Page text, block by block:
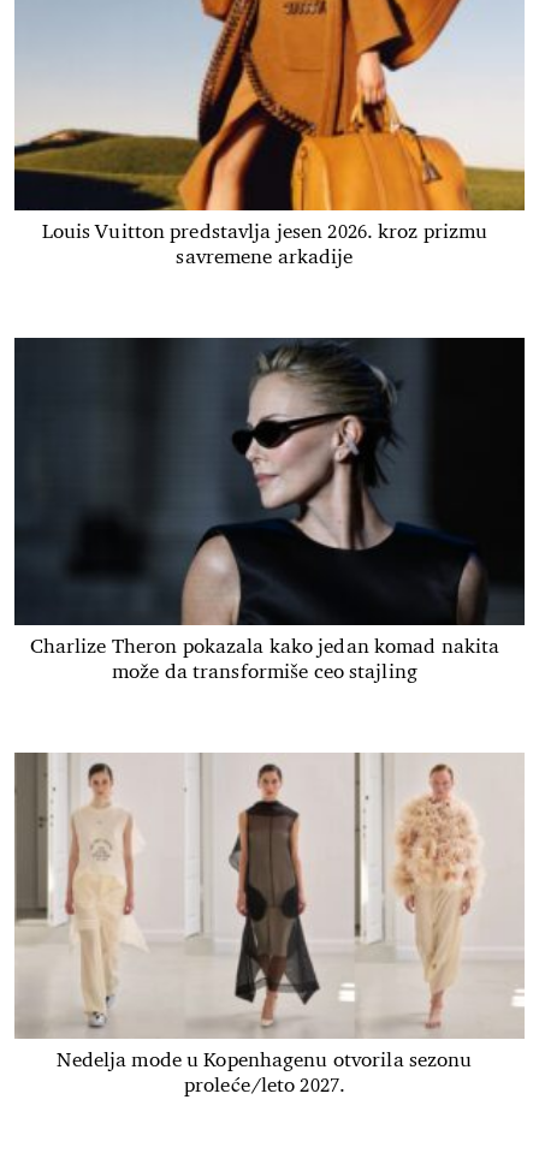
Louis Vuitton predstavlja jesen 2026. kroz prizmu
savremene arkadije
Charlize Theron pokazala kako jedan komad nakita
može da transformiše ceo stajling
Nedelja mode u Kopenhagenu otvorila sezonu
proleće/leto 2027.